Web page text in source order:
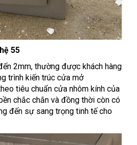
55
2mm, thường được khách hàng
trình kiến trúc cửa mở
tiêu chuẩn cửa nhôm kính của
chắc chắn và đồng thời còn có
đến sự sang trọng tinh tế cho